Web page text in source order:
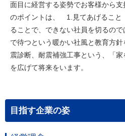
面目に経営する姿勢でお客様から
のポイントは、 1.見てあげるこ
ることで、できない社員を切るの
で待つという暖かい社風と教育方
震診断、耐震補強工事という、「
を広げて将来をいます。
目指す企業の姿